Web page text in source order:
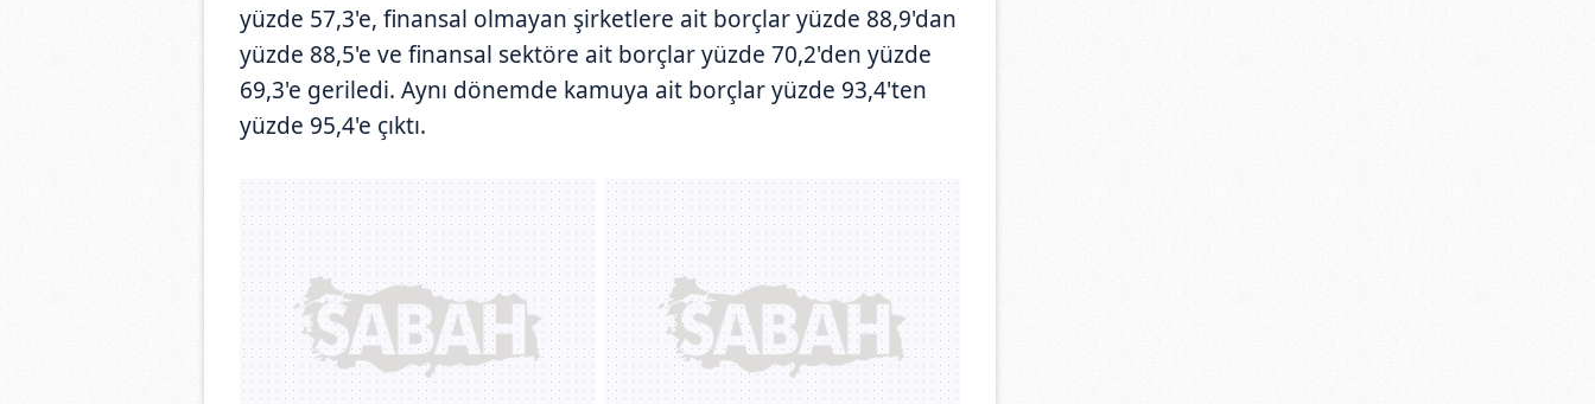
yüzde 57,3'e, finansal olmayan şirketlere ait borçlar yüzde 88,9'dan
yüzde 88,5'e ve finansal sektöre ait borçlar yüzde 70,2'den yüzde
69,3'e geriledi. Aynı dönemde kamuya ait borçlar yüzde 93,4'ten
yüzde 95,4'e çıktı.